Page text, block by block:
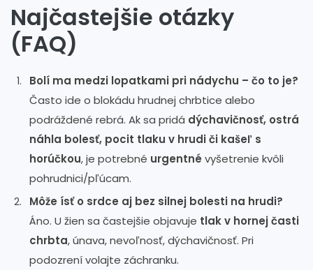
Najčastejšie otázky
(FAQ)
Bolí ma medzi lopatkami pri nádychu – čo to je?
Často ide o blokádu hrudnej chrbtice alebo
podráždené rebrá. Ak sa pridá dýchavičnosť, ostrá
náhla bolesť, pocit tlaku v hrudi či kašeľ s
horúčkou, je potrebné urgentné vyšetrenie kvôli
pohrudnici/pľúcam.
Môže ísť o srdce aj bez silnej bolesti na hrudi?
Áno. U žien sa častejšie objavuje tlak v hornej časti
chrbta, únava, nevoľnosť, dýchavičnosť. Pri
podozrení volajte záchranku.